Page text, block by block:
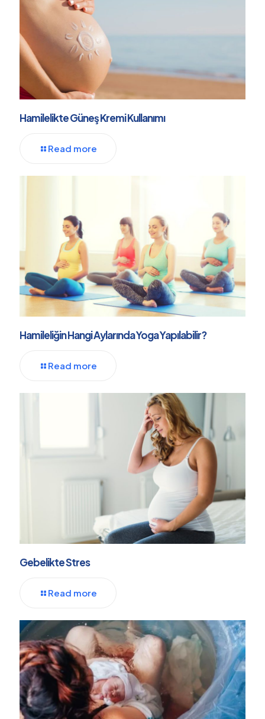
Hamilelikte Güneş Kremi Kullanımı
Read more
Hamileliğin Hangi Aylarında Yoga Yapılabilir?
Read more
Gebelikte Stres
Read more